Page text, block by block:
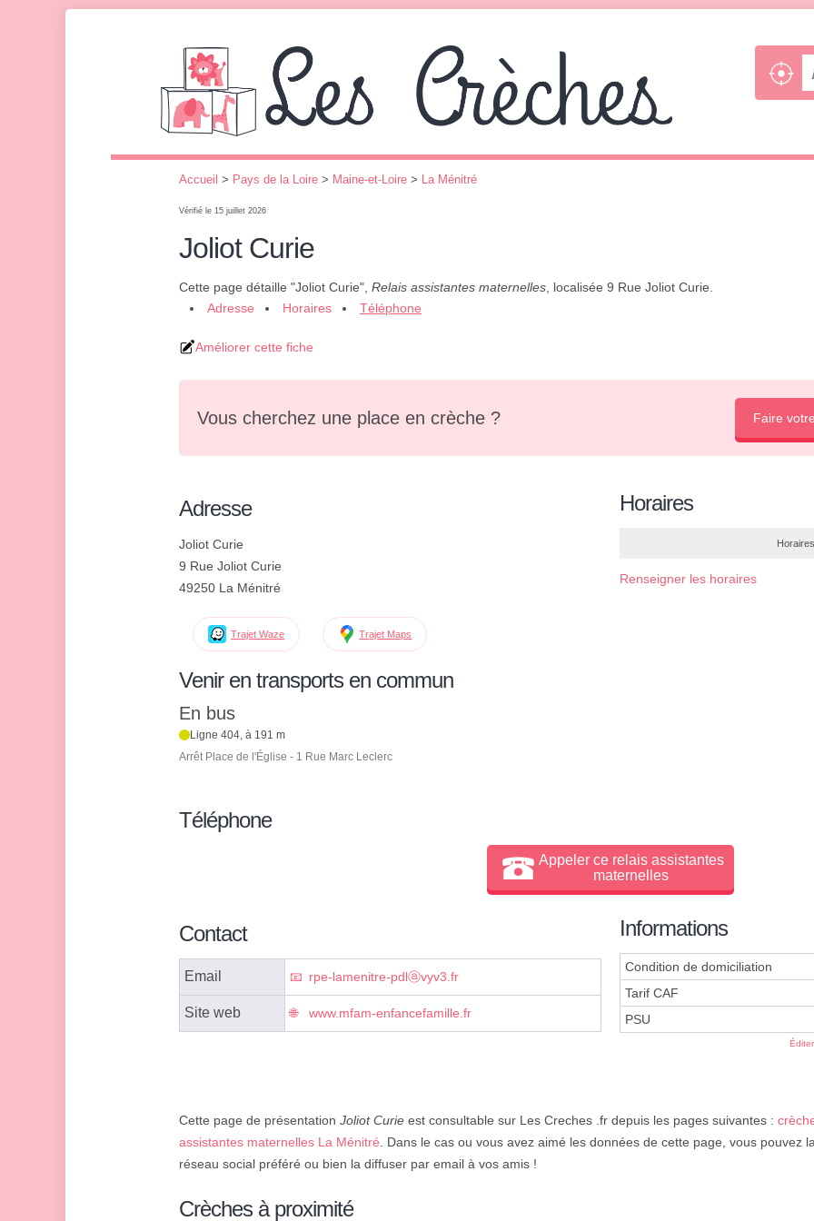
Accueil > Pays de la Loire > Maine-et-Loire > La Ménitré
Vérifié le 15 juillet 2026
Joliot Curie
Cette page détaille "Joliot Curie", Relais assistantes maternelles , localisée 9 Rue Joliot Curie.
Adresse
Horaires Téléphone
Améliorer cette fiche
Vous cherchez une place en crèche ? Faire
Adresse
Joliot Curie
9 Rue Joliot Curie
49250 La Ménitré
Trajet Waze Trajet Maps
Venir en transports en commun
En bus
Ligne 404, à 191 m
Arrêt Place de l'Église - 1 Rue Marc Leclerc
Horaires
Renseigner les horaires
Téléphone
Appeler ce relais assistantes
maternelles
Contact
Email rpe-lamenitre-pdlⓐvyv3.fr
Site web www.mfam-enfancefamille.fr
Informations
Condition de domiciliation
Tarif CAF
PSU
Cette page de présentation Joliot Curie est consultable sur Les Creches .fr depuis les pages suivantes :
assistantes maternelles La Ménitré. Dans le cas ou vous avez aimé les données de cette page, vous pouvez
réseau social préféré ou bien la diffuser par email à vos amis !
Crèches à proximité